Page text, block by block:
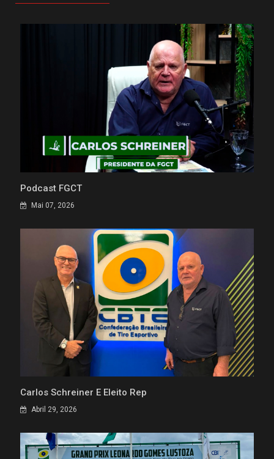
Podcast FGCT
Mai 07, 2026
Carlos Schreiner É Eleito Rep
Abril 29, 2026